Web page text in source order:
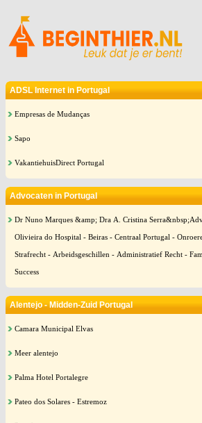
ADSL Internet in Portugal
Empresas de Mudanças
Sapo
VakantiehuisDirect Portugal
Advocaten in Portugal
Dr Nuno Marques &amp; Dra A. Cristina
Olivieira do Hospital - Beiras - Centraal Portugal -
Strafrecht - Arbeidsgeschillen - Administratief Recht -
Success
Alentejo - Midden-Zuid Portugal
Camara Municipal Elvas
Meer alentejo
Palma Hotel Portalegre
Pateo dos Solares - Estremoz